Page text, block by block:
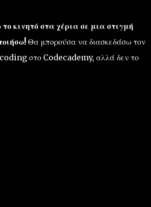
κινητό στα χέρια σε μια στιγμή
Θα μπορούσα να διασκεδάσω τον
coding στο Codecademy, αλλά δεν το